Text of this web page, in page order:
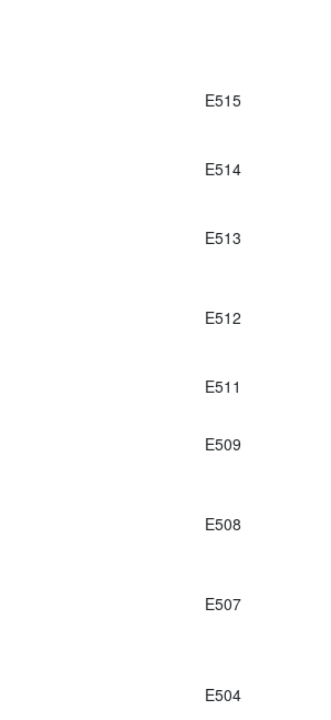
E515
E514
E513
E512
E511
E509
E508
E507
E504